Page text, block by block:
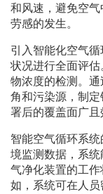
和风速，避免空
劳感的发生。
引入智能化空气
状况进行全面评
物浓度的检测。
角和污染源，制
署后的覆盖面广且
智能空气循环系
境监测数据，系
气净化装置的工
如，系统可在人